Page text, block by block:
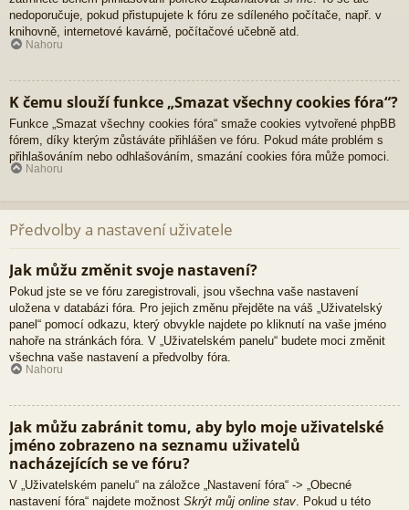
nedoporučuje, pokud přistupujete k fóru ze sdíleného počítače, např. v
knihovně, internetové kavárně, počítačové učebně atd.
Nahoru
K čemu slouží funkce „Smazat všechny cookies fóra“?
Funkce „Smazat všechny cookies fóra“ smaže cookies vytvořené phpBB
fórem, díky kterým zůstáváte přihlášen ve fóru. Pokud máte problém s
přihlašováním nebo odhlašováním, smazání cookies fóra může pomoci.
Nahoru
Předvolby a nastavení uživatele
Jak můžu změnit svoje nastavení?
Pokud jste se ve fóru zaregistrovali, jsou všechna vaše nastavení
uložena v databázi fóra. Pro jejich změnu přejděte na váš „Uživatelský
panel“ pomocí odkazu, který obvykle najdete po kliknutí na vaše jméno
nahoře na stránkách fóra. V „Uživatelském panelu“ budete moci změnit
všechna vaše nastavení a předvolby fóra.
Nahoru
Jak můžu zabránit tomu, aby bylo moje uživatelské
jméno zobrazeno na seznamu uživatelů
nacházejících se ve fóru?
V „Uživatelském panelu“ na záložce „Nastavení fóra“ -> „Obecné
nastavení fóra“ najdete možnost Skrýt můj online stav. Pokud u této